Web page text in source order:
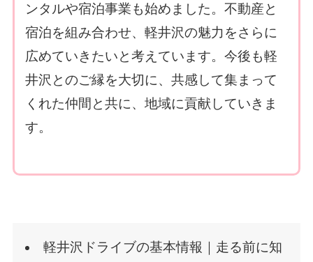
ンタルや宿泊事業も始めました。不動産と
宿泊を組み合わせ、軽井沢の魅力をさらに
広めていきたいと考えています。今後も軽
井沢とのご縁を大切に、共感して集まって
くれた仲間と共に、地域に貢献していきま
す。
軽井沢ドライブの基本情報｜走る前に知